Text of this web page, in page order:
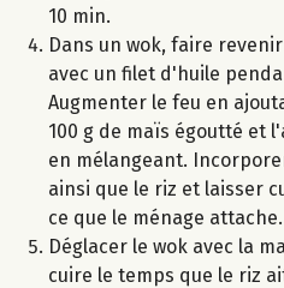
10 min.
Dans un wok, faire
avec un filet d'huile
Augmenter le feu en
100 g de maïs égoutté et
en mélangeant.
ainsi que le riz et laisser
ce que le ménage attache.
Déglacer le wok avec la
cuire le temps que le riz